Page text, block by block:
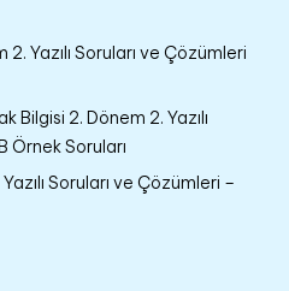
2. Yazılı Soruları ve Çözümleri
Bilgisi 2. Dönem 2. Yazılı
Örnek Soruları
Soruları ve Çözümleri –